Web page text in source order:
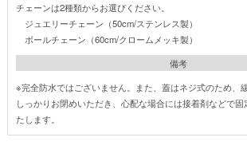
チェーンは2種類からお選びください。
ジュエリーチェーン（50cm/ステンレス製）
ボールチェーン（60cm/クロームメッキ製）
備考
※完全防水ではございません。また、蓋はネジ式のため、
しっかりお閉めいただき、心配な場合には接着剤などで
たします。